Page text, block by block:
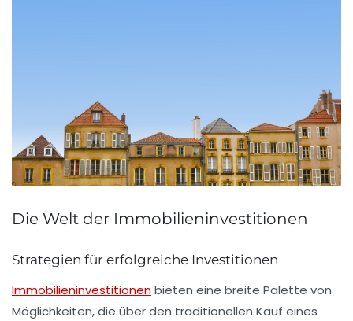
Die Welt der Immobilieninvestitionen
Strategien für erfolgreiche Investitionen
Immobilieninvestitionenbieten eine breite Palette von
Möglichkeiten, die über den traditionellen Kauf eines